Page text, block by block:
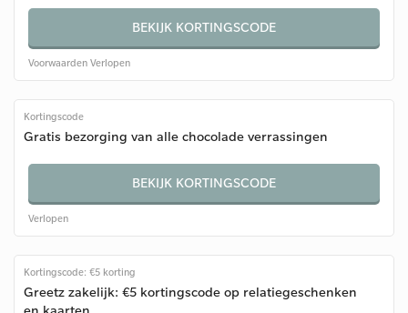
BEKIJK KORTINGSCODE
Voorwaarden Verlopen
Kortingscode
Gratis bezorging van alle chocolade verrassingen
BEKIJK KORTINGSCODE
Verlopen
Kortingscode: €5 korting
Greetz zakelijk: €5 kortingscode op relatiegeschenken